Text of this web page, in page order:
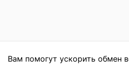
Вам помогут ускорить обмен